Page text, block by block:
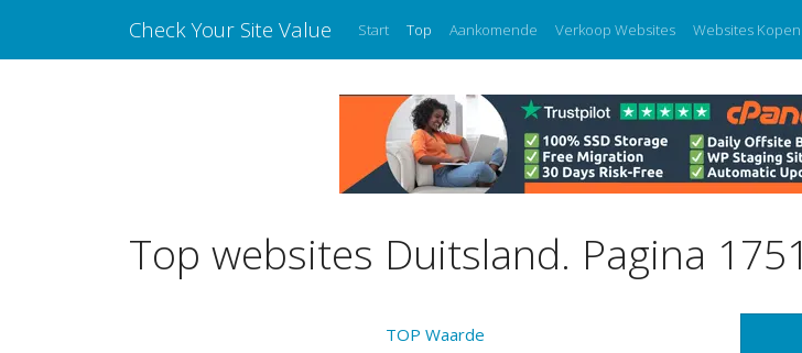
Check Your Site Value Start Top Aankomende Verkoop Websites Websites Kopen
Top websites Duitsland. Pagina 1751
TOP Waarde